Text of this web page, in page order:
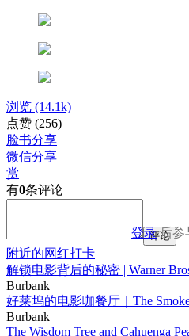
浏览 (14.1k)
点赞 (256)
脸书分享
微信分享
赏
有0条评论
登录后参
评论
附近的网红打卡
解锁电影背后的秘密 | Warner
Burbank
好莱坞的电影咖餐厅｜The Smoke
Burbank
The Wisdom Tree and Cahuenga